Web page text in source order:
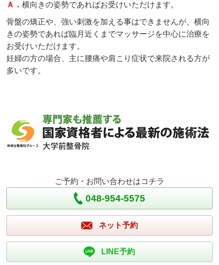
Ａ．横向きの姿勢であればお受けいただけます。
骨盤の矯正や、強い刺激を加える事はできませんが、横向
きの姿勢であれば臨月近くまでマッサージを中心に治療を
お受けいただけます。
妊婦の方の場合、主に腰痛や肩こり症状で来院される方が
多いです。
ご予約・お問い合わせはコチラ
048-954-5575
ネット予約
LINE予約